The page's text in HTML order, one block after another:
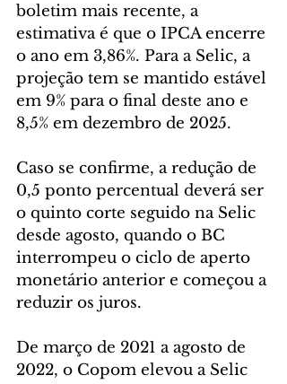
boletim mais recente, a
estimativa é que o IPCA encerre
o ano em 3,86%. Para a Selic, a
projeção tem se mantido estável
em 9% para o final deste ano e
8,5% em dezembro de 2025.
Caso se confirme, a redução de
0,5 ponto percentual deverá ser
o quinto corte seguido na Selic
desde agosto, quando o BC
interrompeu o ciclo de aperto
monetário anterior e começou a
reduzir os juros.
De março de 2021 a agosto de
2022, o Copom elevou a Selic